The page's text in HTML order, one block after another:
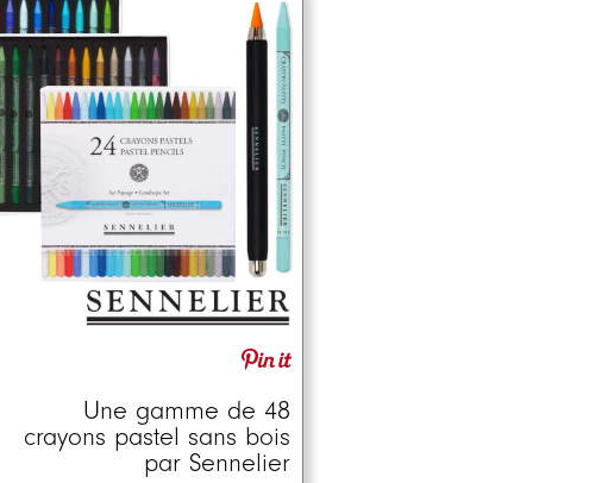
Une gamme de 48
crayons pastel sans bois
par Sennelier